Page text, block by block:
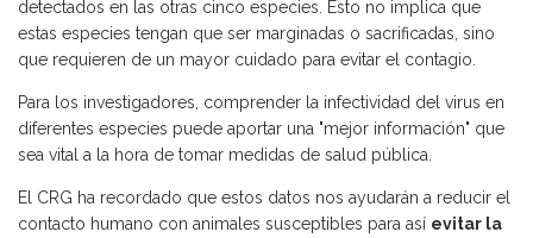
detectados en las otras cinco especies. Esto no implica que
estas especies tengan que ser marginadas o sacrificadas, sino
que requieren de un mayor cuidado para evitar el contagio.
Para los investigadores, comprender la infectividad del virus en
diferentes especies puede aportar una "mejor información" que
sea vital a la hora de tomar medidas de salud pública.
El CRG ha recordado que estos datos nos ayudarán a reducir el
contacto humano con animales susceptibles para así evitar la